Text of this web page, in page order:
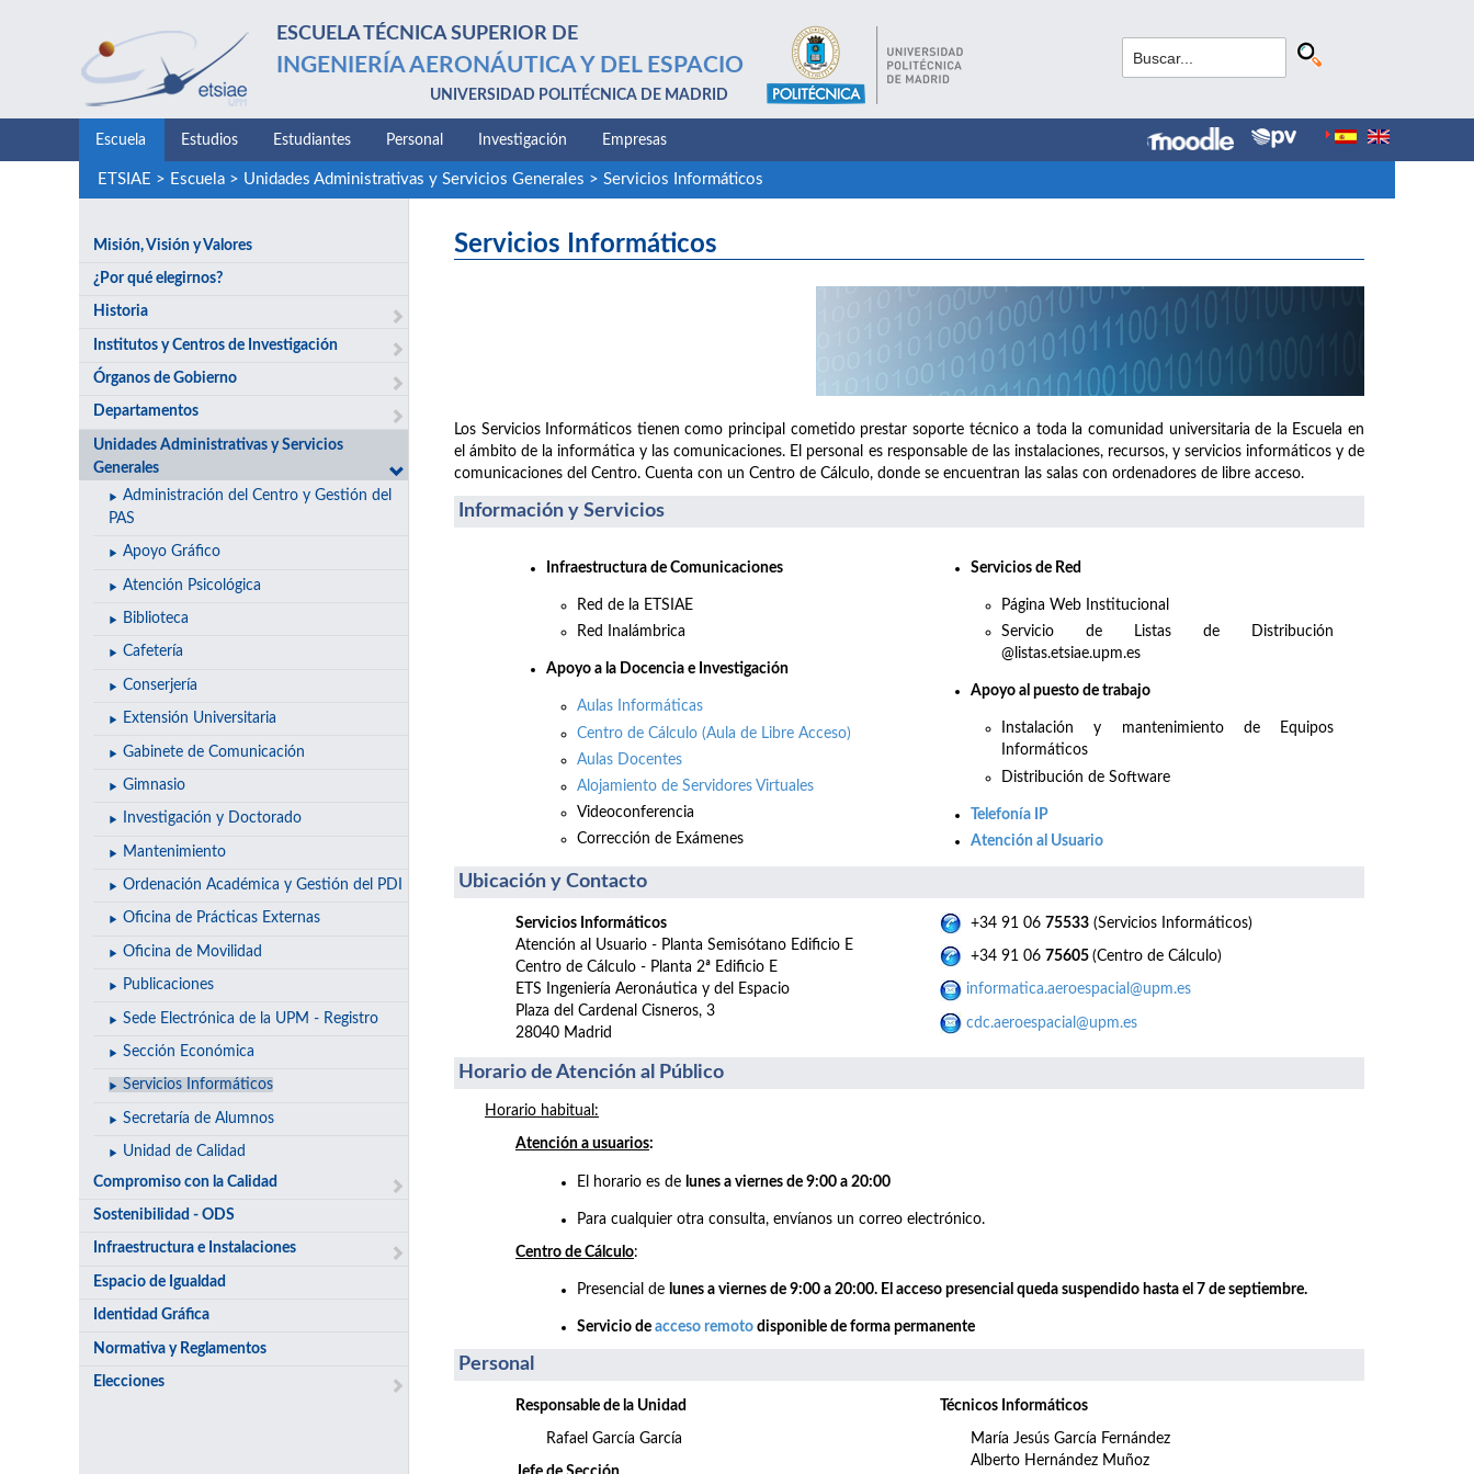
ESCUELA TÉCNICA SUPERIOR DE
INGENIERÍA AERONÁUTICA Y DEL ESPACIO
UNIVERSIDAD POLITÉCNICA DE MADRID
Escuela Estudios Estudiantes Personal Investigación Empresas
ETSIAE > Escuela> Unidades Administrativas y Servicios Generales > Servicios Informáticos
Misión, Visión y Valores
¿Por qué elegirnos?
Historia
Institutos y Centros de Investigación
Órganos de Gobierno
Departamentos
Unidades Administrativas y Servicios
Generales
Administración del Centro y Gestión del
PAS
Apoyo Gráfico
Atención Psicológica
Biblioteca
Cafetería
Conserjería
Extensión Universitaria
Gabinete de Comunicación
Gimnasio
Investigación y Doctorado
Mantenimiento
Ordenación Académica y Gestión del PDI
Oficina de Prácticas Externas
Oficina de Movilidad
Publicaciones
Sede Electrónica de la UPM - Registro
Sección Económica
Servicios Informáticos
Secretaría de Alumnos
Unidad de Calidad
Compromiso con la Calidad
Sostenibilidad - ODS
Infraestructura e Instalaciones
Espacio de Igualdad
Identidad Gráfica
Normativa y Reglamentos
Elecciones
Servicios Informáticos
Los Servicios Informáticos tienen como principal cometido prestar soporte técnico a toda la comunidad universitaria de la Escuela en
el ámbito de la informática y las comunicaciones. El personal es responsable de las instalaciones, recursos, y servicios informáticos y de
comunicaciones del Centro. Cuenta con un Centro de Cálculo, donde se encuentran las salas con ordenadores de libre acceso.
Información y Servicios
Infraestructura de Comunicaciones
Red de la ETSIAE
Red Inalámbrica
Apoyo a la Docencia e Investigación
Aulas Informáticas
Centro de Cálculo (Aula de Libre Acceso)
Aulas Docentes
Alojamiento de Servidores Virtuales
Videoconferencia
Corrección de Exámenes
Servicios de Red
Página Web Institucional
Servicio de Listas de Distribución
@listas.etsiae.upm.es
Apoyo al puesto de trabajo
Instalación y mantenimiento de Equipos
Informáticos
Distribución de Software
Telefonía IP
Atención al Usuario
Ubicación y Contacto
Servicios Informáticos
Atención al Usuario - Planta Semisótano Edificio E
Centro de Cálculo - Planta 2ª Edificio E
ETS Ingeniería Aeronáutica y del Espacio
Plaza del Cardenal Cisneros, 3
28040 Madrid
+34 91 06 75533 (Servicios Informáticos)
+34 91 06 75605 (Centro de Cálculo)
informatica.aeroespacial@upm.es
cdc.aeroespacial@upm.es
Horario de Atención al Público
Horario habitual:
Atención a usuarios:
El horario es de lunes a viernes de 9:00 a 20:00
Para cualquier otra consulta, envíanos un correo electrónico.
Centro de Cálculo:
Presencial de lunes a viernes de 9:00 a 20:00. El acceso presencial queda suspendido hasta el 7 de septiembre.
Servicio de acceso remoto disponible de forma permanente
Personal
Responsable de la Unidad
Rafael García García
Técnicos Informáticos
María Jesús García Fernández
Alberto Hernández Muñoz